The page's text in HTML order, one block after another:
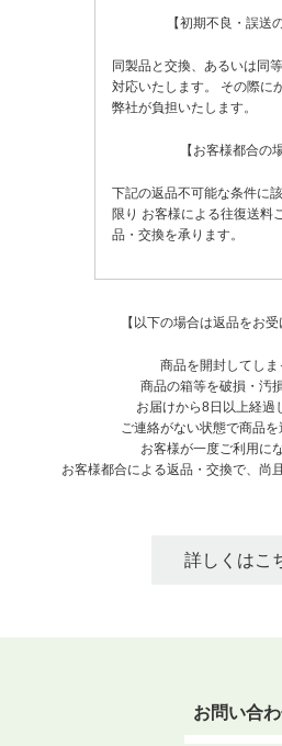
【初期不良・誤送
同製品と交換、あるいは同
対応いたします。
その際に
弊社が負担いたします。
【お客様都合の
下記の返品不可能な条件に
限り お客様による往復送料
品・交換を承ります。
【以下の場合は返品をお受
商品を開封してしま
商品の箱等を破損・汚
お届けから8日以上経過
ご連絡がない状態で商品
お客様が一度ご利用に
お客様都合による返品・交換で、尚
詳しくはこ
お問い合